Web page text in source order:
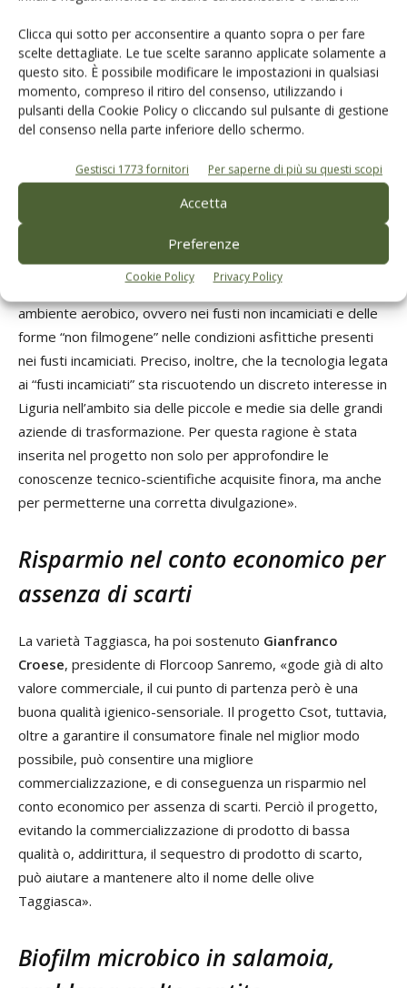
Clicca qui sotto per acconsentire a quanto sopra o per fare
scelte dettagliate. Le tue scelte saranno applicate solamente a
questo sito. È possibile modificare le impostazioni in qualsiasi
momento, compreso il ritiro del consenso, utilizzando i
pulsanti della Cookie Policy o cliccando sul pulsante di gestione
del consenso nella parte inferiore dello schermo.
Gestisci 1773 fornitori Per saperne di più su questi scopi
Accetta
Preferenze
Cookie Policy Privacy Policy
“fusti di plastica incamiciati” si riferisce a una tecnologia
messa a punto e già studiata in precedenza dal gruppo di
Campobasso, i cui risultati sono stati in parte già pubblicati
in Italia (Olivo e Olio 2/2019) e all’estero (Foods, 2020, 9,
941; doi:10.3390/foods9070941). «Ultimamente, oltre a
studiare il tipo di plastica idonea per la incamiciatura dei
sviluppano nella salamoia della Taggiasca conservata in
È interessante notare come uno dei lieviti ricorrenti nella
salamoia della Taggiasca, denominatoPichia manshurica,
produca delle varianti “filmogene” (produttrici di biofilm) in
ambiente aerobico, ovvero nei fusti non incamiciati e delle
forme “non filmogene” nelle condizioni asfittiche presenti
nei fusti incamiciati. Preciso, inoltre, che la tecnologia legata
ai “fusti incamiciati” sta riscuotendo un discreto interesse in
Liguria nell’ambito sia delle piccole e medie sia delle grandi
aziende di trasformazione. Per questa ragione è stata
inserita nel progetto non solo per approfondire le
conoscenze tecnico-scientifiche acquisite finora, ma anche
per permetterne una corretta divulgazione».
Risparmio nel conto economico per
assenza di scarti
La varietà Taggiasca, ha poi sostenuto Gianfranco
Croese, presidente di Florcoop Sanremo, «gode già di alto
valore commerciale, il cui punto di partenza però è una
buona qualità igienico-sensoriale. Il progetto Csot, tuttavia,
oltre a garantire il consumatore finale nel miglior modo
possibile, può consentire una migliore
commercializzazione, e di conseguenza un risparmio nel
conto economico per assenza di scarti. Perciò il progetto,
evitando la commercializzazione di prodotto di bassa
qualità o, addirittura, il sequestro di prodotto di scarto,
può aiutare a mantenere alto il nome delle olive
Taggiasca».
Biofilm microbico in salamoia,